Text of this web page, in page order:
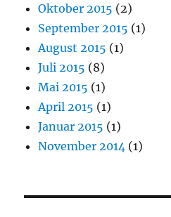
Oktober 2015 (2)
September 2015 (1)
August 2015 (1)
Juli 2015 (8)
Mai 2015 (1)
April 2015 (1)
Januar 2015 (1)
November 2014 (1)